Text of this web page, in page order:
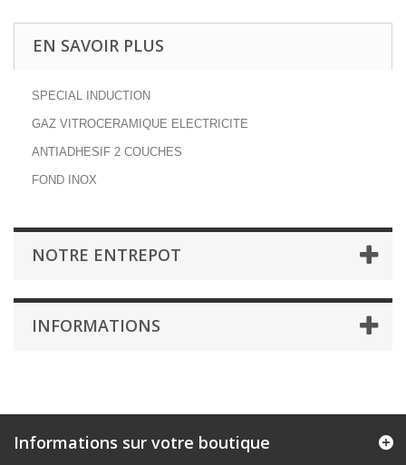
EN SAVOIR PLUS
SPECIAL INDUCTION
GAZ VITROCERAMIQUE ELECTRICITE
ANTIADHESIF 2 COUCHES
FOND INOX
NOTRE ENTREPOT
INFORMATIONS
Informations sur votre boutique